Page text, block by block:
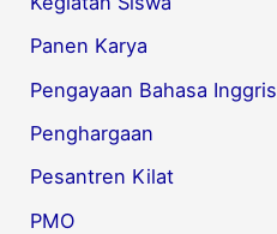
Panen Karya
Pengayaan Bahasa Inggris
Penghargaan
Pesantren Kilat
PMO